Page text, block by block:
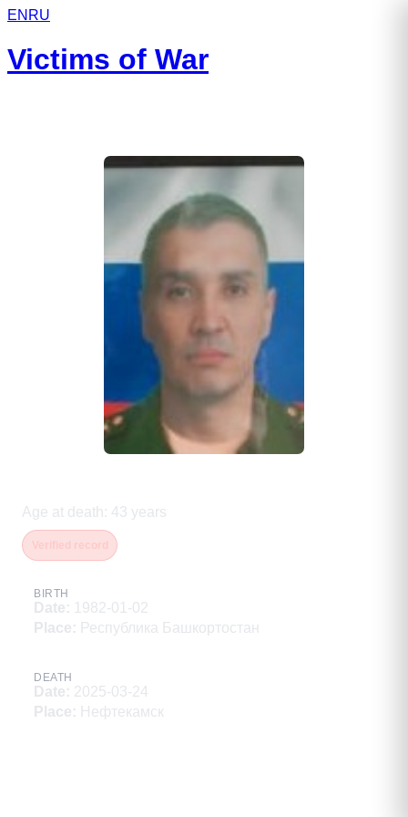
EN RU
Victims of War
Age at death : 43 years
BIRTH
Date: 1982-01-02
Place: Республика Башкортостан
DEATH
Date: 2025-03-24
Place: Нефтекамск